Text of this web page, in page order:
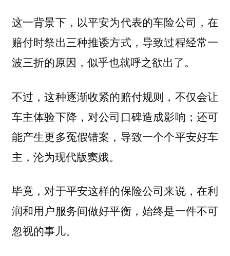
这一背景下，以平安为代表的车险公司，在
赔付时祭出三种推诿方式，导致过程经常一
波三折的原因，似乎也就呼之欲出了。
不过，这种逐渐收紧的赔付规则，不仅会让
车主体验下降，对公司口碑造成影响；还可
能产生更多冤假错案，导致一个个平安好车
主，沦为现代版窦娥。
毕竟，对于平安这样的保险公司来说，在利
润和用户服务间做好平衡，始终是一件不可
忽视的事儿。